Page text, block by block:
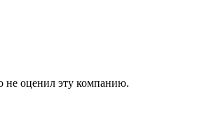
не оценил эту компанию.